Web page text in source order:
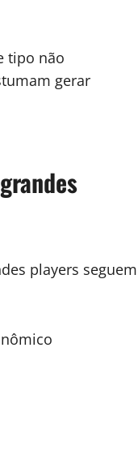
tipo não
gerar
players seguem